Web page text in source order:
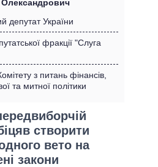
ВІДЕО
ПОЛІТИКІВ
депутат України
фракції "Слуга
з питань фінансів,
та митної політики
створити
вето на
закони